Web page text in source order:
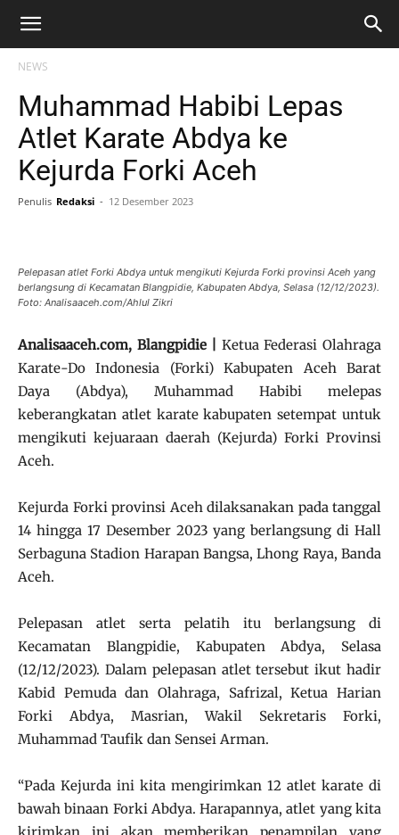
NEWS
Muhammad Habibi Lepas
Atlet Karate Abdya ke
Kejurda Forki Aceh
Penulis Redaksi - 12 Desember 2023
Pelepasan atlet Forki Abdya untuk mengikuti Kejurda Forki provinsi Aceh yang
berlangsung di Kecamatan Blangpidie, Kabupaten Abdya, Selasa (12/12/2023).
Foto: Analisaaceh.com/Ahlul Zikri
Analisaaceh.com, Blangpidie |
Ketua Federasi Olahraga
Karate-Do Indonesia (Forki) Kabupaten Aceh Barat
Daya (Abdya), Muhammad Habibi melepas
keberangkatan atlet karate kabupaten setempat untuk
mengikuti kejuaraan daerah (Kejurda) Forki Provinsi
Aceh.
Kejurda Forki provinsi Aceh dilaksanakan pada tanggal
14 hingga 17 Desember 2023 yang berlangsung di Hall
Serbaguna Stadion Harapan Bangsa, Lhong Raya, Banda
Aceh.
Pelepasan atlet serta pelatih itu berlangsung di
Kecamatan Blangpidie, Kabupaten Abdya, Selasa
(12/12/2023). Dalam pelepasan atlet tersebut ikut hadir
Kabid Pemuda dan Olahraga, Safrizal, Ketua Harian
Forki Abdya, Masrian, Wakil Sekretaris Forki,
Muhammad Taufik dan Sensei Arman.
“Pada Kejurda ini kita mengirimkan 12 atlet karate di
bawah binaan Forki Abdya. Harapannya, atlet yang kita